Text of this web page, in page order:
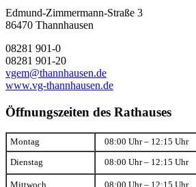
Edmund-Zimmermann-Straße 3
86470 Thannhausen
08281 901-0
08281 901-20
vgem@thannhausen.de
www.vg-thannhausen.de
Öffnungszeiten des Rathauses
Montag 08:00 Uhr – 12:15 Uhr
Dienstag 08:00 Uhr – 12:15 Uhr